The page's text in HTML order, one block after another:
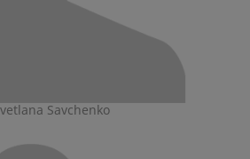
Savchenko